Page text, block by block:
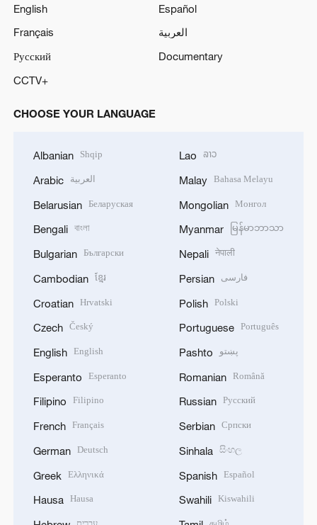
English
Español
Français
العربية
Русский
Documentary
CCTV+
CHOOSE YOUR LANGUAGE
Albanian Shqip
Arabic العربية
Belarusian Беларуская
Bengali বাংলা
Bulgarian Български
Cambodian ខ្មែរ
Croatian Hrvatski
Czech Český
English English
Esperanto Esperanto
Filipino Filipino
French Français
German Deutsch
Greek Ελληνικά
Hausa Hausa
Lao ລາວ
Malay Bahasa Melayu
Mongolian Монгол
Myanmar မြန်မာဘာသာ
Nepali नेपाली
Persian فارسی
Polish Polski
Portuguese Português
Pashto پښتو
Romanian Română
Russian Русский
Serbian Српски
Sinhala සිංහල
Spanish Español
Swahili Kiswahili